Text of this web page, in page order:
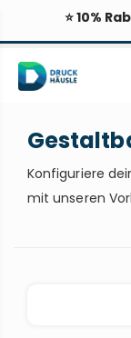
⭐ 10%
Inhalt
springen
Konfiguriere
mit unseren